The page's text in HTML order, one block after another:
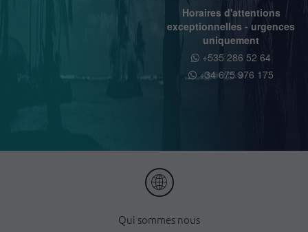
Horaires d'attentions
exceptionnelles - urgences
uniquement
+535 286 52 64
+34 675 976 175
Qui sommes nous